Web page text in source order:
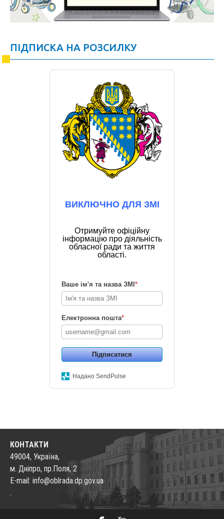
ПІДПИСКА НА РОЗСИЛКУ
ВИКЛЮЧНО ДЛЯ ЗМІ
Отримуйте офіційну
інформацію про діяльність
обласної ради та життя
області.
Ваше ім'я та назва ЗМІ *
Електронна пошта*
Підписатися
Надано SendPulse
КОНТАКТИ
49004, Україна,
м. Дніпро, пр.Поля, 2
E-mail: info@oblrada.dp.gov.ua
.